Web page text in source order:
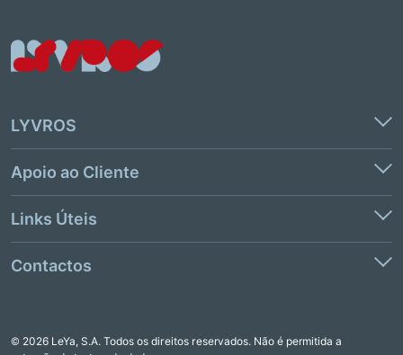
LYVROS
Apoio ao Cliente
Links Úteis
Contactos
© 2026 LeYa, S.A. Todos os direitos reservados. Não é permitida a